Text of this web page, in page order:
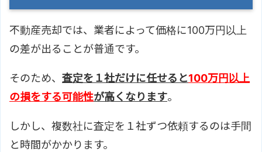
不動産売却では、業者によって価格に100万円以上
の差が出ることが普通です。
そのため、 査定を１社だけに任せると100万円以上
の損をする可能性が高くなります。
しかし、複数社に査定を１社ずつ依頼するのは手間
と時間がかかります。